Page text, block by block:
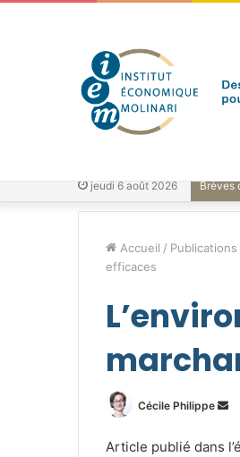
jeudi 6 août 2026 Brèves
Accueil / Publications
efficaces
Cécile Philippe
Article publié dans